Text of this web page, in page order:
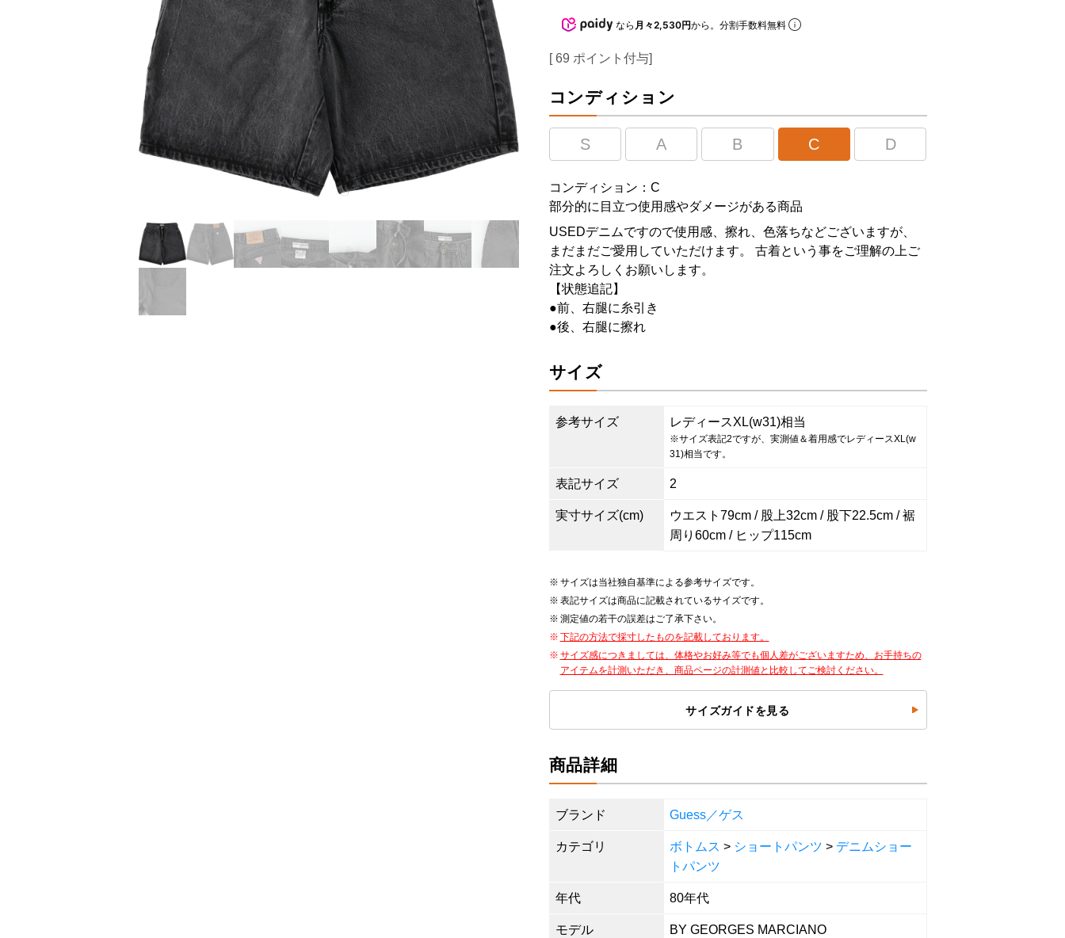
なら 月々2,530円から。分割手数料無料
[ 69 ポイント付与]
コンディション
S A B C D
コンディション：C
部分的に目立つ使用感やダメージがある商品
USEDデニムですので使用感、擦れ、色落ちなどございますが、
まだまだご愛用していただけます。 古着という事をご理解の上ご
注文よろしくお願いします。
【状態追記】
●前、右腿に糸引き
●後、右腿に擦れ
サイズ
参考サイズ レディースXL(w31)相当
※サイズ表記2ですが、実測値＆着用感でレディースXL(w
31)相当です。
表記サイズ 2
実寸サイズ(cm)
ウエスト79cm / 股上32cm / 股下22.5cm / 裾
周り60cm / ヒップ115cm
サイズは当社独自基準による参考サイズです。
表記サイズは商品に記載されているサイズです。
測定値の若干の誤差はご了承下さい。
下記の方法で採寸したものを記載しております。
サイズ感につきましては、体格やお好み等でも個人差がございますため、お手持ちの
アイテムを計測いただき、商品ページの計測値と比較してご検討ください。
サイズガイドを見る
商品詳細
ブランド Guess／ゲス
カテゴリ ボトムス > ショートパンツ > デニムショー
トパンツ
年代 80年代
モデル BY GEORGES MARCIANO